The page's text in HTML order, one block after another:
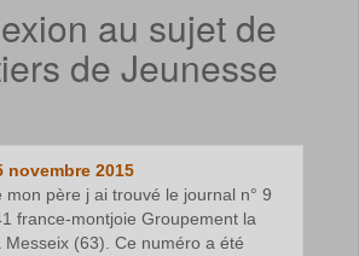
au sujet de
de Jeunesse
novembre 2015
mon père j ai trouvé le journal n° 9
france-montjoie Groupement la
(63). Ce numéro a été